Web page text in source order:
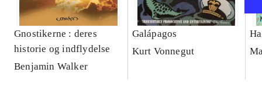
Gnostikerne : deres
historie og indflydelse
Benjamin Walker
Galápagos
Kurt Vonnegut